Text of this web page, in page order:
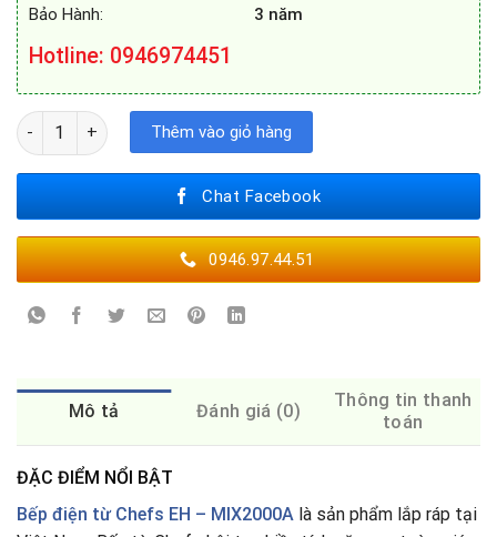
Bảo Hành: 3 năm
Hotline: 0946974451
BẾP ĐIỆN TỪ CHEFS EH - MIX2000A số lượng
Thêm vào giỏ hàng
Chat Facebook
0946.97.44.51
Mô tả Đánh giá (0)
Thông tin thanh
toán
ĐẶC ĐIỂM NỔI BẬT
Bếp điện từ Chefs EH – MIX2000A là sản phẩm lắp ráp tại